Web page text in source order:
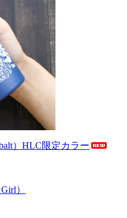
）HLC限定カラー
）